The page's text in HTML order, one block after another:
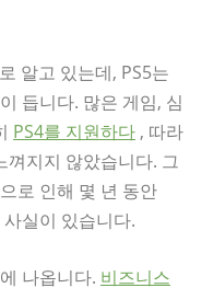
알고 있는데, PS5는
듭니다. 많은 게임, 심
PS4를 지원하다 , 따라
껴지지 않았습니다. 그
로 인해 몇 년 동안
실이 있습니다.
나옵니다. 비즈니스